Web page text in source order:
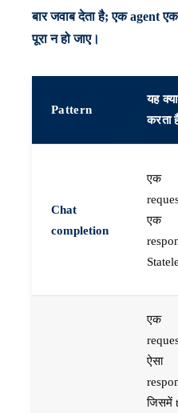
बार जवाब देता है; एक agent
पूरा न हो जाए।
Pattern
यह क्या
करता
Chat
completion
एक
एक
एक
ऐसा
जिसमें